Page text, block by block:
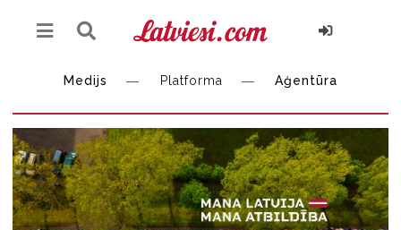
Medijs Platforma Aģentūra